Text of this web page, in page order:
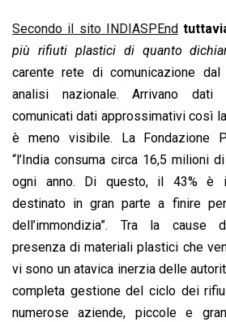
Secondo il sito INDIASPEnd
più rifiuti plastici di quanto
carente rete di comunicazione
analisi nazionale. Arrivano
comunicati dati approssimativi così
è meno visibile. La Fondazione
“l’India consuma circa 16,5 milioni
ogni anno. Di questo, il 43% è
destinato in gran parte a finire
dell’immondizia”. Tra la cause
presenza di materiali plastici che
vi sono un atavica inerzia delle
completa gestione del ciclo dei
numerose aziende, piccole e